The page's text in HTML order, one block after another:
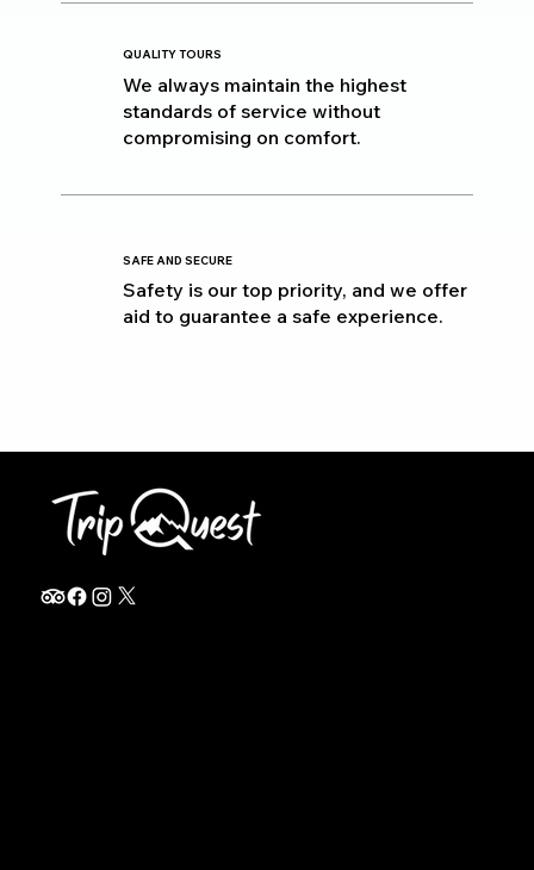
QUALITY TOURS
We always maintain the highest
standards of service without
compromising on comfort.
SAFE AND SECURE
Safety is our top priority, and we offer
aid to guarantee a safe experience.